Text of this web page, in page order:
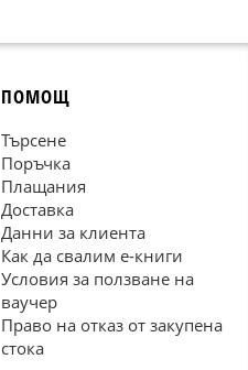
ПОМОЩ
Търсене
Поръчка
Плащания
Доставка
Данни за клиента
Как да свалим е-книги
Условия за ползване на
ваучер
Право на отказ от закупена
стока